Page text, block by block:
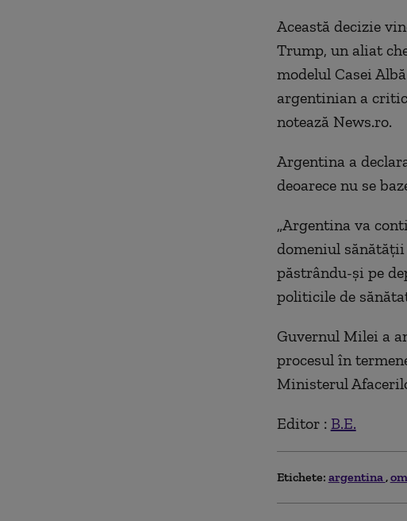
Această decizie
Trump, un aliat
modelul Casei
argentinian a
notează News.ro.
Argentina a
deoarece nu se
„Argentina va
domeniul
păstrându-şi pe
politicile de
Guvernul Milei a
procesul în
Ministerul
Editor : B.E.
Etichete: argentina